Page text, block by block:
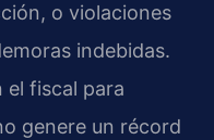
o violaciones
indebidas.
el fiscal para
genere un récord